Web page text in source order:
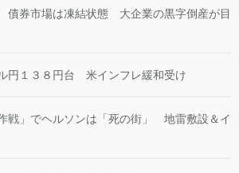
券市場は凍結状態 大企業の黒字倒産が目
円１３８円台 米インフレ緩和受け
戦」でヘルソンは「死の街」 地雷敷設＆イ